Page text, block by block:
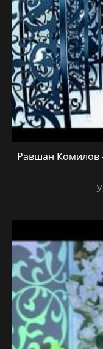
Равшан Комилов